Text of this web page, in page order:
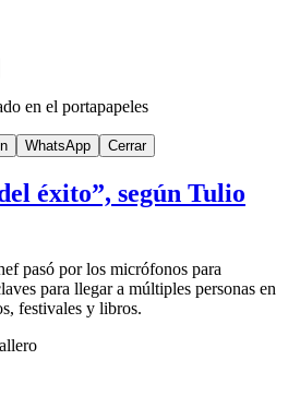
en el portapapeles
WhatsApp Cerrar
éxito”, según Tulio
pasó por los micrófonos para
para llegar a múltiples personas en
festivales y libros.